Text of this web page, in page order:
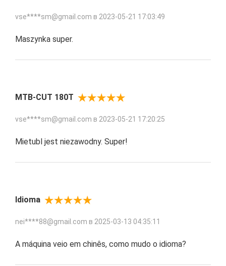
vse****sm@gmail.com в 2023-05-21 17:03:49
Maszynka super.
MTB-CUT 180T
vse****sm@gmail.com в 2023-05-21 17:20:25
Mietubl jest niezawodny. Super!
Idioma
nei****88@gmail.com в 2025-03-13 04:35:11
A máquina veio em chinês, como mudo o idioma?